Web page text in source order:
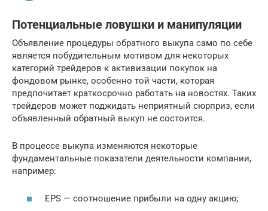
Потенциальные ловушки и манипуляции
Объявление процедуры обратного выкупа само по себе
является побудительным мотивом для некоторых
категорий трейдеров к активизации покупок на
фондовом рынке, особенно той части, которая
предпочитает краткосрочно работать на новостях. Таких
трейдеров может поджидать неприятный сюрприз, если
объявленный обратный выкуп не состоится.
В процессе выкупа изменяются некоторые
фундаментальные показатели деятельности компании,
например:
EPS — соотношение прибыли на одну акцию;